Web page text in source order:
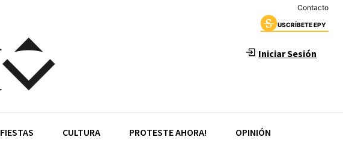
Contacto
USCRÍBETE EPY
Iniciar Sesión
FIESTAS CULTURA PROTESTE AHORA! OPINIÓN